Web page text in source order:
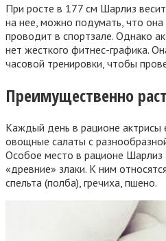
При росте в 177 см Шарлиз
на нее, можно подумать, что
проводит в спортзале. Однако
нет жесткого фитнес-графика.
часовой тренировки, чтобы
Преимущественно
Каждый день в рационе актрисы
овощные салаты с
Особое место в рационе
«древние» злаки. К ним
спельта (полба), гречиха, пшено.